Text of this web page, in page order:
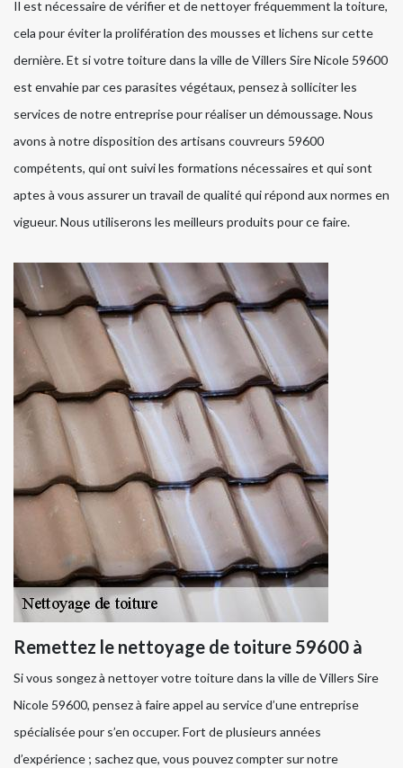
Il est nécessaire de vérifier et de nettoyer fréquemment la toiture,
cela pour éviter la prolifération des mousses et lichens sur cette
dernière. Et si votre toiture dans la ville de Villers Sire Nicole 59600
est envahie par ces parasites végétaux, pensez à solliciter les
services de notre entreprise pour réaliser un démoussage. Nous
avons à notre disposition des artisans couvreurs 59600
compétents, qui ont suivi les formations nécessaires et qui sont
aptes à vous assurer un travail de qualité qui répond aux normes en
vigueur. Nous utiliserons les meilleurs produits pour ce faire.
Remettez le nettoyage de toiture 59600 à
Si vous songez à nettoyer votre toiture dans la ville de Villers Sire
Nicole 59600, pensez à faire appel au service d’une entreprise
spécialisée pour s’en occuper. Fort de plusieurs années
d’expérience ; sachez que, vous pouvez compter sur notre